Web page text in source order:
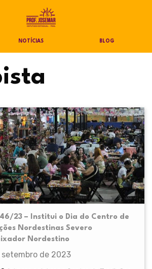
NOTÍCIAS BLOG
23 – Institui o Dia do Centro de
Nordestinas Severo
Nordestino
setembro de 2023